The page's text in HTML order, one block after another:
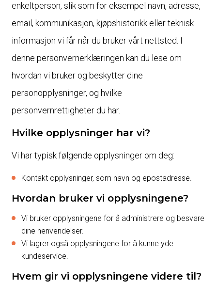
enkeltperson, slik som for eksempel navn, adresse,
email, kommunikasjon, kjøpshistorikk eller teknisk
informasjon vi får når du bruker vårt nettsted. I
denne personvernerklæringen kan du lese om
hvordan vi bruker og beskytter dine
personopplysninger, og hvilke
personvernrettigheter du har.
Hvilke opplysninger har vi?
Vi har typisk følgende opplysninger om deg:
Kontakt opplysninger, som navn og epostadresse.
Hvordan bruker vi opplysningene?
Vi bruker opplysningene for å administrere og besvare
dine henvendelser.
Vi lagrer også opplysningene for å kunne yde
kundeservice.
Hvem gir vi opplysningene videre til?